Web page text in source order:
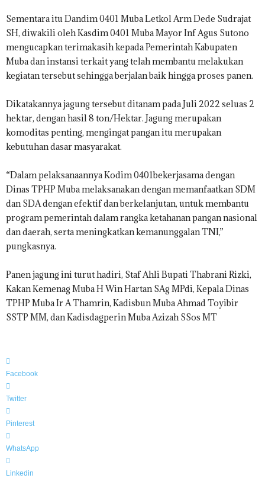
Sementara itu Dandim 0401 Muba Letkol Arm Dede Sudrajat
SH, diwakili oleh Kasdim 0401 Muba Mayor Inf Agus Sutono
mengucapkan terimakasih kepada Pemerintah Kabupaten
Muba dan instansi terkait yang telah membantu melakukan
kegiatan tersebut sehingga berjalan baik hingga proses panen.
Dikatakannya jagung tersebut ditanam pada Juli 2022 seluas 2
hektar, dengan hasil 8 ton/Hektar. Jagung merupakan
komoditas penting, mengingat pangan itu merupakan
kebutuhan dasar masyarakat.
“Dalam pelaksanaannya Kodim 0401bekerjasama dengan
Dinas TPHP Muba melaksanakan dengan memanfaatkan SDM
dan SDA dengan efektif dan berkelanjutan, untuk membantu
program pemerintah dalam rangka ketahanan pangan nasional
dan daerah, serta meningkatkan kemanunggalan TNI,”
pungkasnya.
Panen jagung ini turut hadiri, Staf Ahli Bupati Thabrani Rizki,
Kakan Kemenag Muba H Win Hartan SAg MPdi, Kepala Dinas
TPHP Muba Ir A Thamrin, Kadisbun Muba Ahmad Toyibir
SSTP MM, dan Kadisdagperin Muba Azizah SSos MT
Facebook
Twitter
Pinterest
WhatsApp
Linkedin